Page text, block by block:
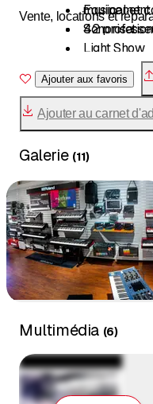
Vente, locations et
Sonorisation
Light Show
Partitions et
partitions et
Accessoires
musical et
42
Ajouter aux favoris
Ajouter au carnet
Galerie (11)
Multimédia (6)